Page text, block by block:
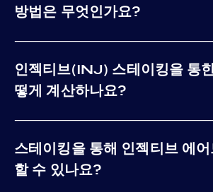
방법은 무엇인가요?
인젝티브(INJ) 스테이킹을 통
떻게 계산하나요?
스테이킹을 통해 인젝티브 에
할 수 있나요?